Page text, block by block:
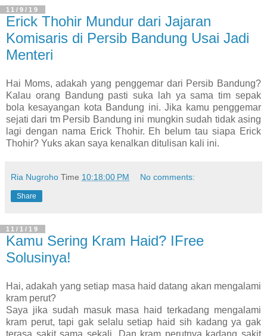
11/9/19
Erick Thohir Mundur dari Jajaran
Komisaris di Persib Bandung Usai Jadi
Menteri
Hai Moms, adakah yang penggemar dari Persib Bandung?
Kalau orang Bandung pasti suka lah ya sama tim sepak
bola kesayangan kota Bandung ini. Jika kamu penggemar
sejati dari tm Persib Bandung ini mungkin sudah tidak asing
lagi dengan nama Erick Thohir. Eh belum tau siapa Erick
Thohir? Yuks akan saya kenalkan ditulisan kali ini.
Ria Nugroho Time 10:18:00 PM No comments:
Share
11/1/19
Kamu Sering Kram Haid? IFree
Solusinya!
Hai, adakah yang setiap masa haid datang akan mengalami
kram perut?
Saya jika sudah masuk masa haid terkadang mengalami
kram perut, tapi gak selalu setiap haid sih kadang ya gak
terasa sakit sama sekali. Dan kram perutnya kadang sakit